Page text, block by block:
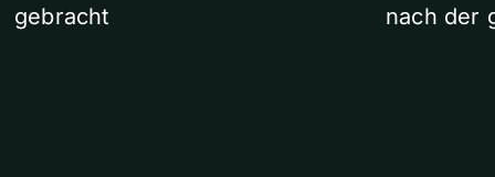
gebracht
nach der